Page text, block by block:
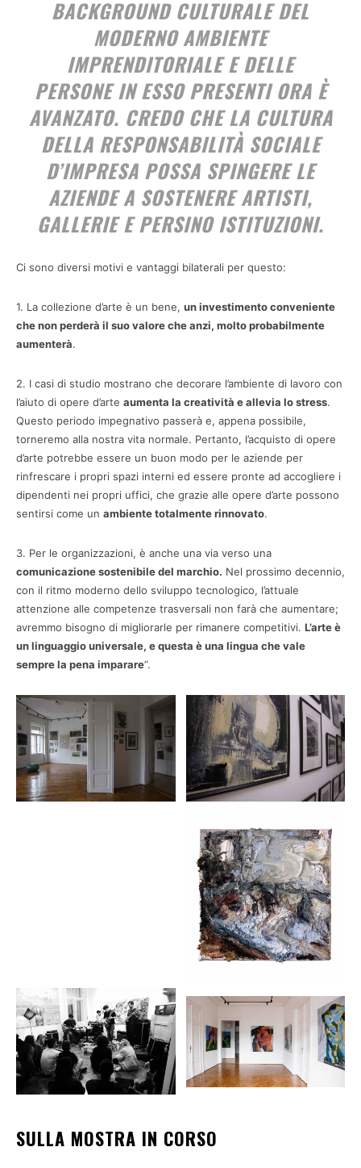
BACKGROUND CULTURALE DEL
MODERNO AMBIENTE
IMPRENDITORIALE E DELLE
PERSONE IN ESSO PRESENTI ORA È
AVANZATO. CREDO CHE LA CULTURA
DELLA RESPONSABILITÀ SOCIALE
D’IMPRESA POSSA SPINGERE LE
AZIENDE A SOSTENERE ARTISTI,
GALLERIE E PERSINO ISTITUZIONI.
Ci sono diversi motivi e vantaggi bilaterali per questo:
1. La collezione d’arte è un bene, un investimento conveniente
che non perderà il suo valore che anzi, molto probabilmente
aumenterà.
2. I casi di studio mostrano che decorare l’ambiente di lavoro con
l’aiuto di opere d’arte aumenta la creatività e allevia lo stress.
Questo periodo impegnativo passerà e, appena possibile,
torneremo alla nostra vita normale. Pertanto, l’acquisto di opere
d’arte potrebbe essere un buon modo per le aziende per
rinfrescare i propri spazi interni ed essere pronte ad accogliere i
dipendenti nei propri uffici, che grazie alle opere d’arte possono
sentirsi come un ambiente totalmente rinnovato.
3. Per le organizzazioni, è anche una via verso una
comunicazione sostenibile del marchio. Nel prossimo decennio,
con il ritmo moderno dello sviluppo tecnologico, l’attuale
attenzione alle competenze trasversali non farà che aumentare;
avremmo bisogno di migliorarle per rimanere competitivi. L’arte è
un linguaggio universale, e questa è una lingua che vale
sempre la pena imparare”.
SULLA MOSTRA IN CORSO